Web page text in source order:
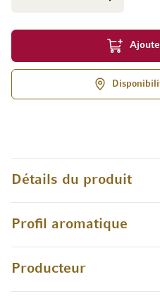
Détails du produit
Profil aromatique
Producteur